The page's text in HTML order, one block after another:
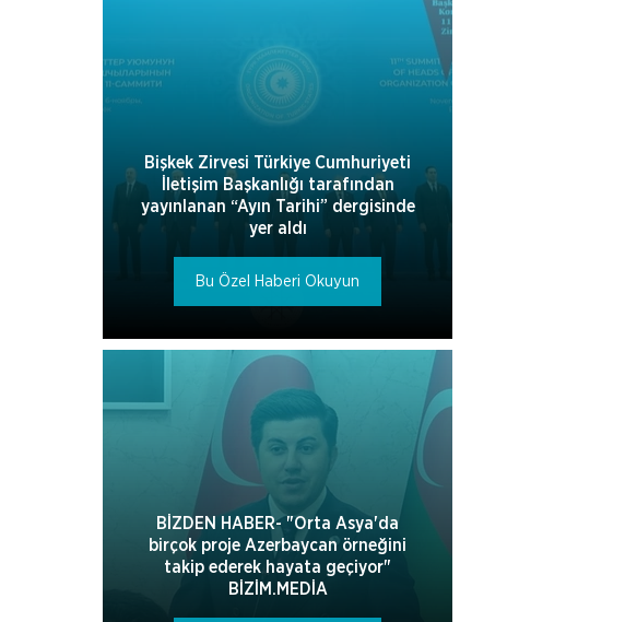
Bişkek Zirvesi Türkiye Cumhuriyeti
İletişim Başkanlığı tarafından
yayınlanan “Ayın Tarihi” dergisinde
yer aldı
Bu Özel Haberi Okuyun
BİZDEN HABER- "Orta Asya'da
birçok proje Azerbaycan örneğini
takip ederek hayata geçiyor"
BİZİM.MEDİA